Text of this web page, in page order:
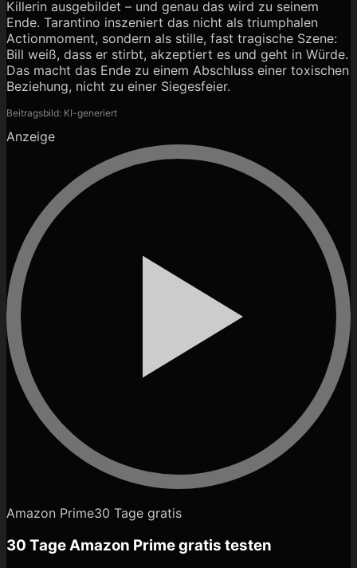
Killerin ausgebildet – und genau das wird zu seinem
Ende. Tarantino inszeniert das nicht als triumphalen
Actionmoment, sondern als stille, fast tragische Szene:
Bill weiß, dass er stirbt, akzeptiert es und geht in Würde.
Das macht das Ende zu einem Abschluss einer toxischen
Beziehung, nicht zu einer Siegesfeier.
Beitragsbild: KI-generiert
Anzeige
Amazon Prime30 Tage gratis
30 Tage Amazon Prime gratis testen